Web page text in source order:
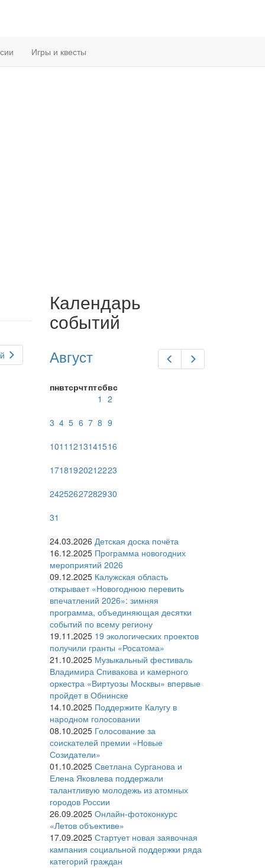
Игры и квесты
Календарь
событий
Предыдущий
Август
пнвтсрчтптсбвс
1 2
3 4 5 6 7 8 9
1011 1213141516
17181920212223
24252627282930
31
24.03.2026 Детская доска почёта
16.12.2025 Программа новогодних
мероприятий 2026
09.12.2025 Калужская область
открывает «Новогоднюю перевить
впечатлений 2026»: зимняя
программа, объединяющая десятки
событий по всему региону
19.11.2025 19 экологических проектов
получили гранты «Росатома»
21.10.2025 Музыкальный фестиваль
Владимира Спивакова и камерного
оркестра «Виртуозы Москвы» впервые
пройдет в Обнинске
14.10.2025 Поддержите Калугу в
народном голосовании
08.10.2025 Голосование за
соискателей премии «Новые
Созидатели»
01.10.2025 Светлана Сурганова и
Елена Яковлева поддержали
талантливую молодежь из атомных
городов России
26.09.2025 Онлайн-фотоконкурс
«Летов объективе»
17.09.2025 Стартует новая заявочная
кампания социальной поддержки ряда
категорий граждан